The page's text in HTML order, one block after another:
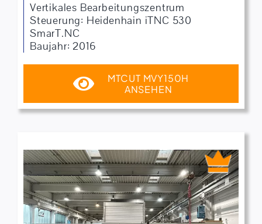
Vertikales Bearbeitungszentrum
Steuerung: Heidenhain iTNC 530
SmarT.NC
Baujahr: 2016
MTCUT MVY150H
ANSEHEN